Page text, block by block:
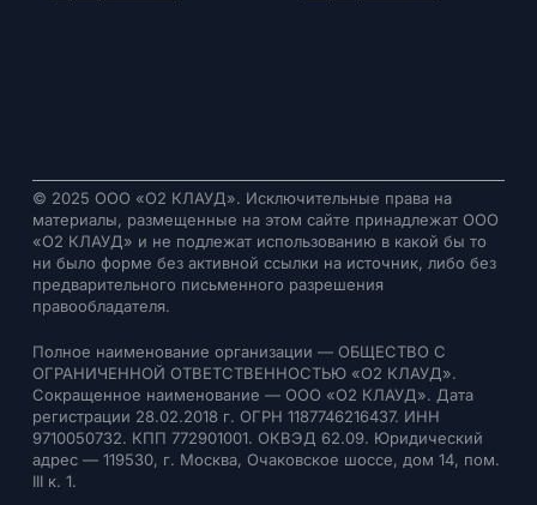
© 2025 ООО «О2 КЛАУД». Исключительные права на
материалы, размещенные на этом сайте принадлежат ООО
«О2 КЛАУД» и не подлежат использованию в какой бы то
ни было форме без активной ссылки на источник, либо без
предварительного письменного разрешения
правообладателя.
Полное наименование организации — ОБЩЕСТВО С
ОГРАНИЧЕННОЙ ОТВЕТСТВЕННОСТЬЮ «О2 КЛАУД».
Сокращенное наименование — ООО «О2 КЛАУД». Дата
регистрации 28.02.2018 г. ОГРН 1187746216437. ИНН
9710050732. КПП 772901001. ОКВЭД 62.09. Юридический
адрес — 119530, г. Москва, Очаковское шоссе, дом 14, пом.
III к. 1.